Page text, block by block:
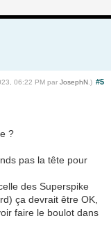
#5
06:22 PM par JosephN .)
?
pas la tête pour
des Superspike
ça devrait être OK,
faire le boulot dans